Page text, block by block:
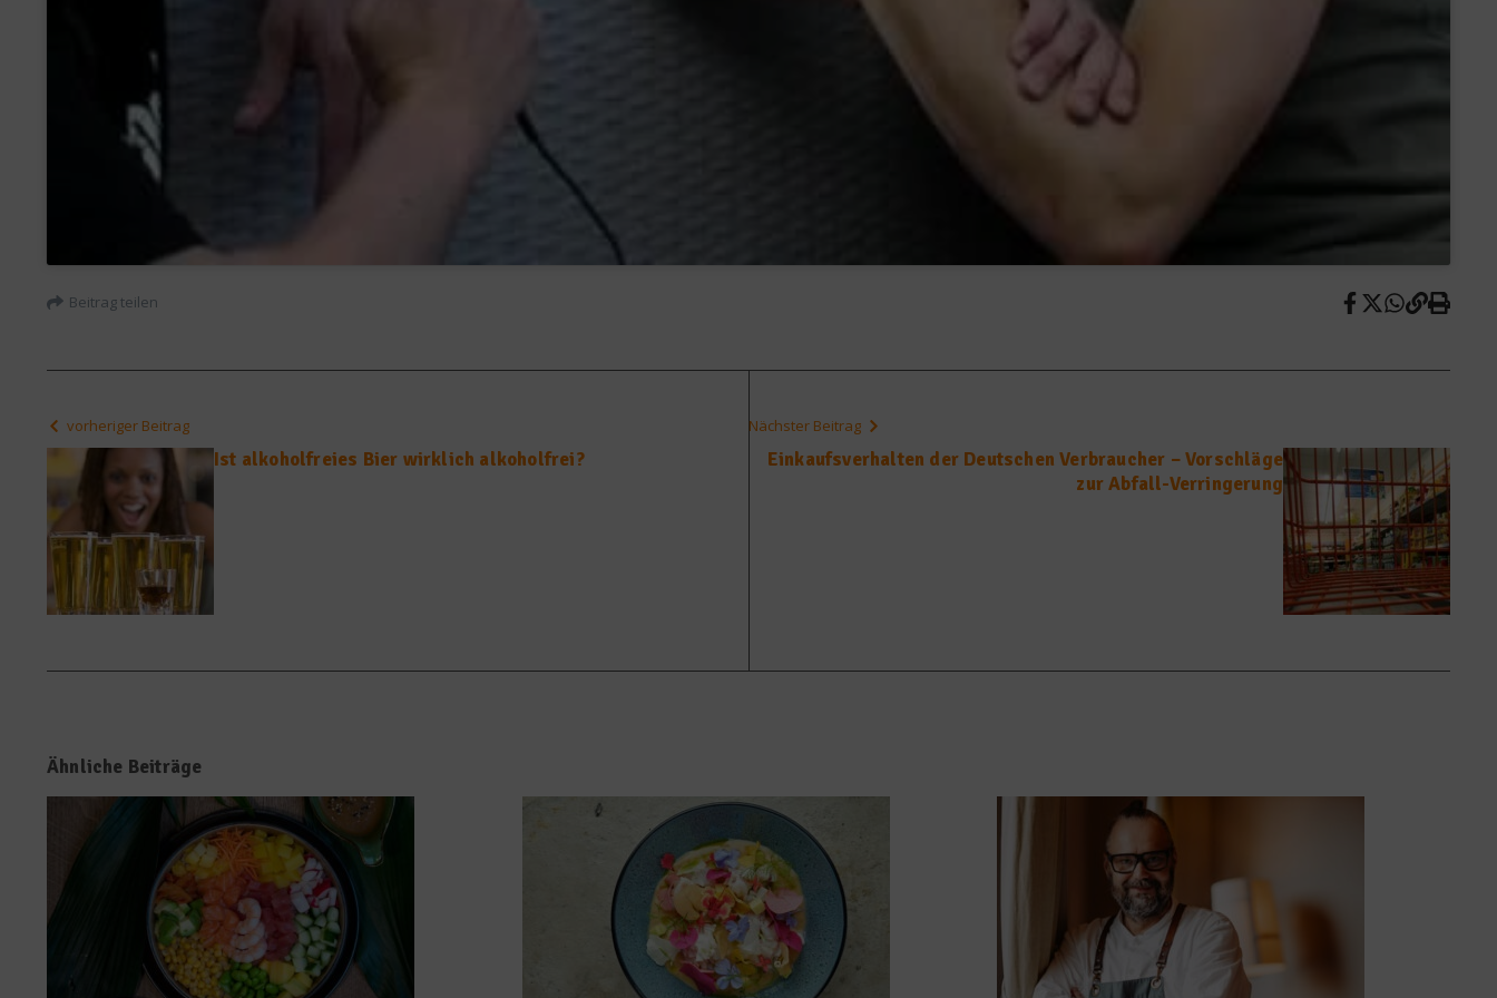
Beitrag teilen
vorheriger Beitrag
Ist alkoholfreies Bier wirklich alkoholfrei?
Nächster Beitrag
Einkaufsverhalten der Deutschen Verbraucher – Vorschläge
zur Abfall-Verringerung
Ähnliche Beiträge